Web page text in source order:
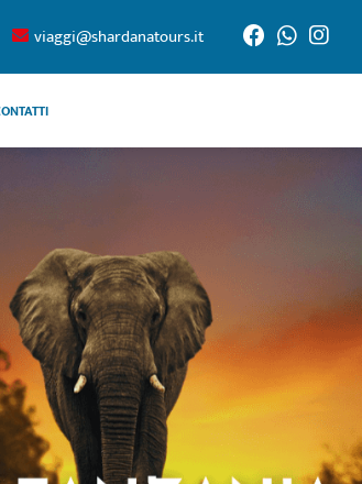
viaggi@shardanatours.it